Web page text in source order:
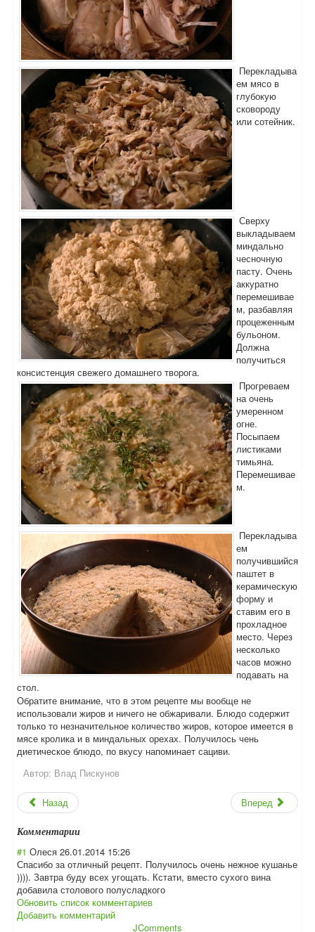
Перекладыва
ем мясо в
глубокую
сковороду
или сотейник.
Сверху
выкладываем
миндально
чесночную
пасту. Очень
аккуратно
перемешивае
м, разбавляя
процеженным
бульоном.
Должна
получиться
консистенция свежего домашнего творога.
Прогреваем
на очень
умеренном
огне.
Посыпаем
листиками
тимьяна.
Перемешивае
м.
Перекладыва
ем
получившийся
паштет в
керамическую
форму и
ставим его в
прохладное
место. Через
несколько
часов можно
подавать на
стол.
Обратите внимание, что в этом рецепте мы вообще не
использовали жиров и ничего не обжаривали. Блюдо содержит
только то незначительное количество жиров, которое имеется в
мясе кролика и в миндальных орехах. Получилось чень
диетическое блюдо, по вкусу напоминает сациви.
Автор: Влад Пискунов
Назад Вперед
Комментарии
#1 Олеся 26.01.2014 15:26
Спасибо за отличный рецепт. Получилось очень нежное кушанье
)))). Завтра буду всех угощать. Кстати, вместо сухого вина
добавила столового полусладкого
Обновить список комментариев
Добавить комментарий
JComments